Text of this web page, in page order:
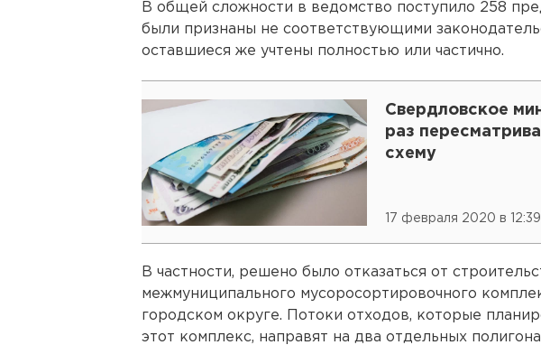
В общей сложности в ведомство поступило 258
были признаны не соответствующими
оставшиеся же учтены полностью или частично.
Свердловское
раз
схему
17 февраля 2020 в 12:39
В частности, решено было отказаться от
межмуниципального мусоросортировочного
городском округе. Потоки отходов, которые
этот комплекс, направят на два отдельных